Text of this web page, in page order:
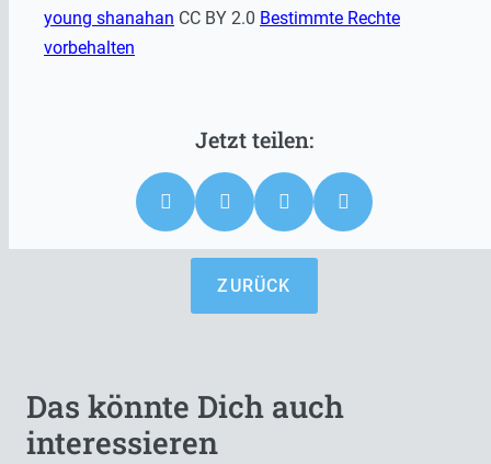
young shanahan CC BY 2.0 Bestimmte Rechte
vorbehalten
ZURÜCK
Das könnte Dich auch
interessieren